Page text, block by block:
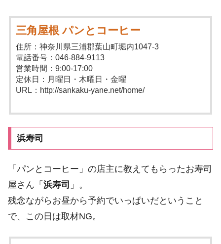
三角屋根 パンとコーヒー
住所：神奈川県三浦郡葉山町堀内1047-3
電話番号：046-884-9113
営業時間：9:00-17:00
定休日：月曜日・木曜日・金曜
URL：http://sankaku-yane.net/home/
浜寿司
「パンとコーヒー」の店主に教えてもらったお寿司
屋さん「 浜寿司 」。
残念ながらお昼から予約でいっぱいだということ
で、この日は取材NG。